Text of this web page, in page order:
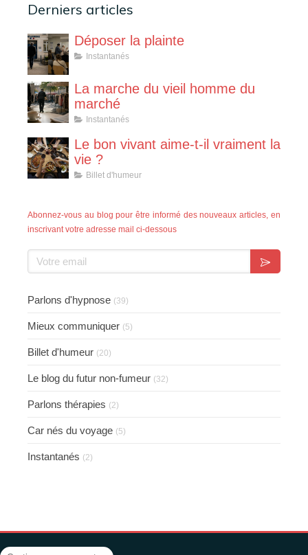
Derniers articles
Déposer la plainte
Instantanés
La marche du vieil homme du
marché
Instantanés
Le bon vivant aime-t-il vraiment la
vie ?
Billet d'humeur
Abonnez-vous au blog pour être informé des nouveaux articles, en
inscrivant votre adresse mail ci-dessous
Votre email
Parlons d'hypnose (39)
Mieux communiquer (5)
Billet d'humeur (20)
Le blog du futur non-fumeur (32)
Parlons thérapies (2)
Car nés du voyage (5)
Instantanés (2)